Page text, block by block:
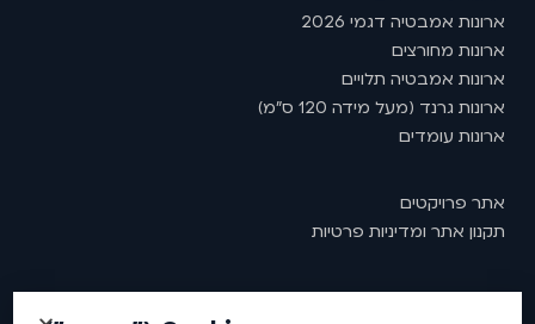
ארונות אמבטיה דגמי 2026
ארונות מחורצים
ארונות אמבטיה תלויים
ארונות גרנד (מעל מידה 120 ס"מ)
ארונות עומדים
אתר פרויקטים
תקנון אתר ומדיניות פרטיות